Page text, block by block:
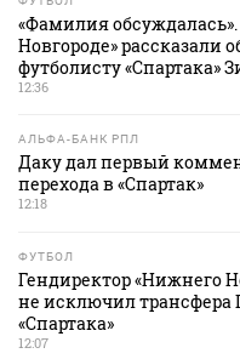
«Фамилия
Новгороде» рассказали
футболисту «Спартака»
12:36
АЛЬФА-БАНК РПЛ
Даку дал первый
перехода в «Спартак»
12:18
ФУТБОЛ
Гендиректор «Нижнего
не исключил трансфера
«Спартака»
12:07